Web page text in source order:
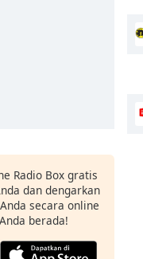
Radio Box gratis
dan dengarkan
secara online
berada!